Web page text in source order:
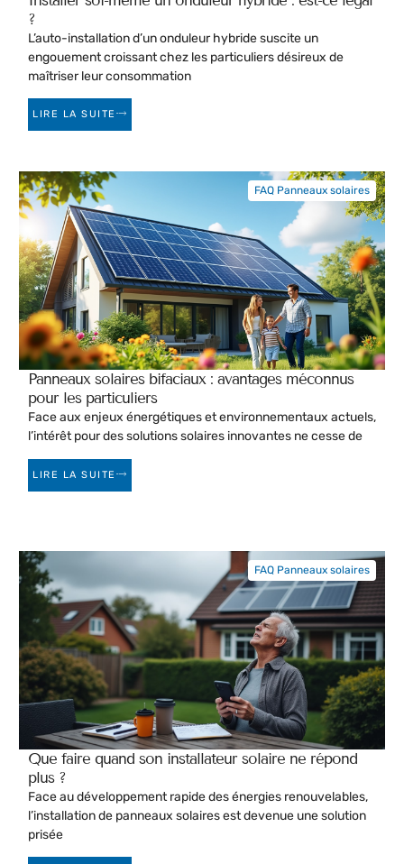
?
L’auto-installation d’un onduleur hybride suscite un
engouement croissant chez les particuliers désireux de
maîtriser leur consommation
LIRE LA SUITE
Panneaux solaires bifaciaux : avantages méconnus
pour les particuliers
Face aux enjeux énergétiques et environnementaux actuels,
l’intérêt pour des solutions solaires innovantes ne cesse de
LIRE LA SUITE
FAQ Panneaux solaires
Que faire quand son installateur solaire ne répond
plus ?
Face au développement rapide des énergies renouvelables,
l’installation de panneaux solaires est devenue une solution
prisée
FAQ Panneaux solaires